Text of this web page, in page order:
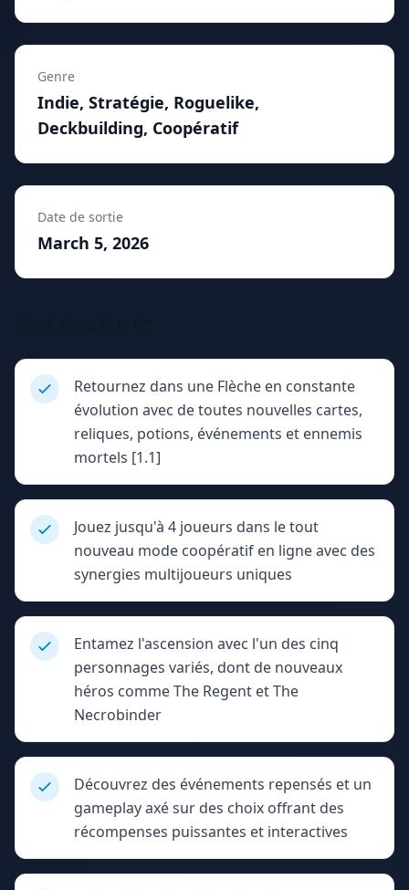
Genre
Indie, Stratégie, Roguelike,
Deckbuilding, Coopératif
Date de sortie
March 5, 2026
Retournez dans une Flèche en constante
évolution avec de toutes nouvelles cartes,
reliques, potions, événements et ennemis
mortels [1.1]
Jouez jusqu'à 4 joueurs dans le tout
nouveau mode coopératif en ligne avec des
synergies multijoueurs uniques
Entamez l'ascension avec l'un des cinq
personnages variés, dont de nouveaux
héros comme The Regent et The
Necrobinder
Découvrez des événements repensés et un
gameplay axé sur des choix offrant des
récompenses puissantes et interactives